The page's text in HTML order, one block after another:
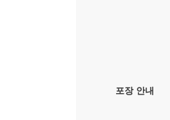
포장 안내